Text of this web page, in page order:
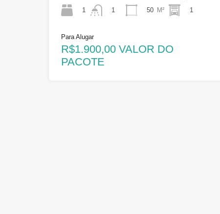
1
1
50 M²
1
Para Alugar
R$1.900,00 VALOR DO
PACOTE